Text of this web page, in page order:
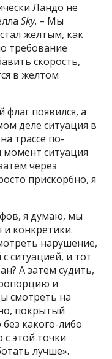
Ландо не
Sky. – Мы
желтым, как
требование
скорость,
в желтом
появился, а
деле ситуация в
трассе по-
ситуация
через
прискорбно, я
я думаю, мы
и конкретики.
нарушение,
ситуацией, и тот
А затем судить,
и
смотреть на
покрытый
какого-либо
с этой точки
лучше».